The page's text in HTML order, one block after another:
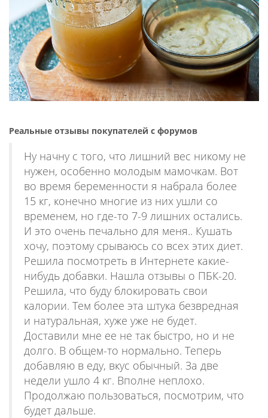
Реальные отзывы покупателей с форумов
Ну начну с того, что лишний вес никому не
нужен, особенно молодым мамочкам. Вот
во время беременности я набрала более
15 кг, конечно многие из них ушли со
временем, но где-то 7-9 лишних остались.
И это очень печально для меня.. Кушать
хочу, поэтому срываюсь со всех этих диет.
Решила посмотреть в Интернете какие-
нибудь добавки. Нашла отзывы о ПБК-20.
Решила, что буду блокировать свои
калории. Тем более эта штука безвредная
и натуральная, хуже уже не будет.
Доставили мне ее не так быстро, но и не
долго. В общем-то нормально. Теперь
добавляю в еду, вкус обычный. За две
недели ушло 4 кг. Вполне неплохо.
Продолжаю пользоваться, посмотрим, что
будет дальше.